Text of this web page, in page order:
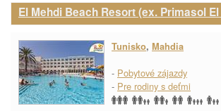
El Mehdi Beach Resort (ex. Primasol
Tunisko, Mahdia
- Pobytové zájazdy
- Pre rodiny s deťmi